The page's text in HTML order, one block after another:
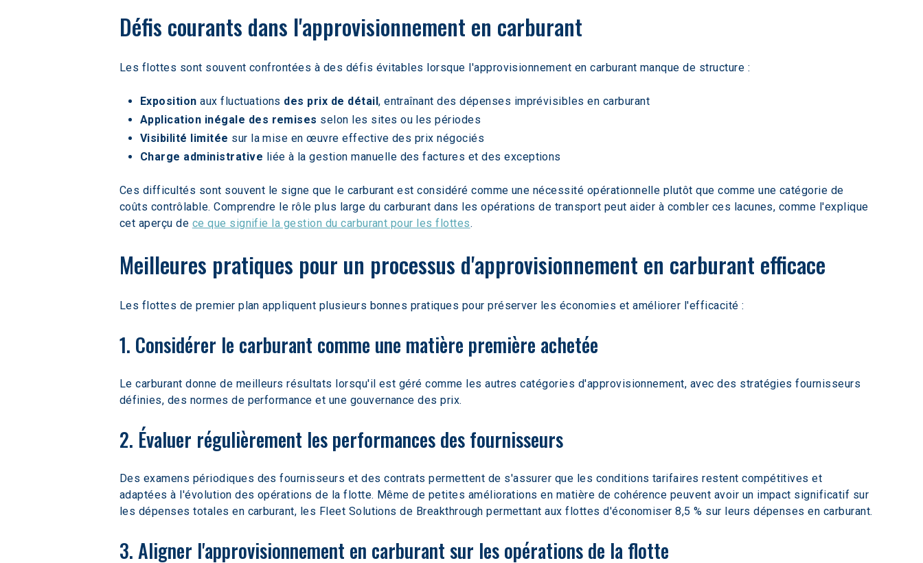
Défis courants dans l'approvisionnement en carburant
Les flottes sont souvent confrontées à des défis évitables lorsque l'approvisionnement en carburant manque de structure :
Exposition aux fluctuations des prix de détail, entraînant des dépenses imprévisibles en carburant
Application inégale des remises selon les sites ou les périodes
Visibilité limitée sur la mise en œuvre effective des prix négociés
Charge administrative liée à la gestion manuelle des factures et des exceptions
Ces difficultés sont souvent le signe que le carburant est considéré comme une nécessité opérationnelle plutôt que comme une catégorie de
coûts contrôlable. Comprendre le rôle plus large du carburant dans les opérations de transport peut aider à combler ces lacunes, comme l'explique
cet aperçu de ce que signifie la gestion du carburant pour les flottes.
Meilleures pratiques pour un processus d'approvisionnement en carburant efficace
Les flottes de premier plan appliquent plusieurs bonnes pratiques pour préserver les économies et améliorer l'efficacité :
1. Considérer le carburant comme une matière première achetée
Le carburant donne de meilleurs résultats lorsqu'il est géré comme les autres catégories d'approvisionnement, avec des stratégies fournisseurs
définies, des normes de performance et une gouvernance des prix.
2. Évaluer régulièrement les performances des fournisseurs
Des examens périodiques des fournisseurs et des contrats permettent de s'assurer que les conditions tarifaires restent compétitives et
adaptées à l'évolution des opérations de la flotte. Même de petites améliorations en matière de cohérence peuvent avoir un impact significatif sur
les dépenses totales en carburant, les Fleet Solutions de Breakthrough permettant aux flottes d'économiser 8,5 % sur leurs dépenses en carburant.
3. Aligner l'approvisionnement en carburant sur les opérations de la flotte